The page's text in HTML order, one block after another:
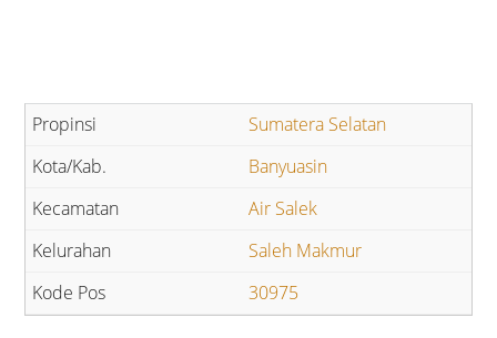
Sumatera Selatan
Banyuasin
Air Salek
Saleh Makmur
30975